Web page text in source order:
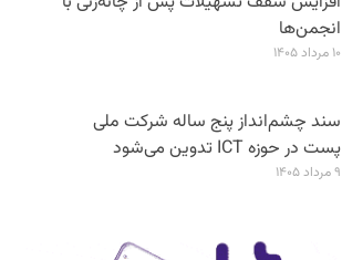
انجمن‌ها
۱۰ مرداد ۱۴۰۵
سند چشم‌انداز پنج ساله شرکت ملی
پست در حوزه ICT تدوین می‌شود
۹ مرداد ۱۴۰۵